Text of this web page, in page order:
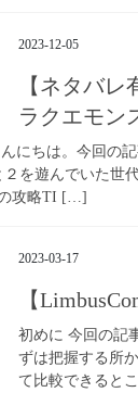
2023-12-05
【ネタバ
ラクエモン
んにちは。今回の
を遊んでいた世
攻略TI […]
2023-03-17
【
初めに 今回の記
ずは把握する所
て比較できると